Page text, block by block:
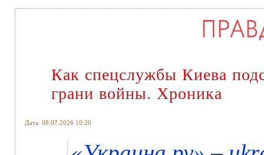
Как спецслужбы Киева
грани войны. Хроника
Дата: 08.07.2026 10:20